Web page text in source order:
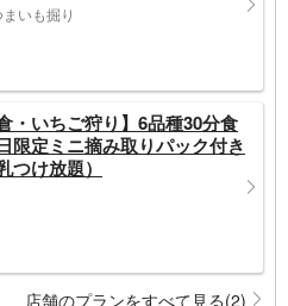
いも掘り
・いちご狩り】6品種30分食
限定ミニ摘み取りパック付き
つけ放題）
店舗のプランをすべて見る(2)